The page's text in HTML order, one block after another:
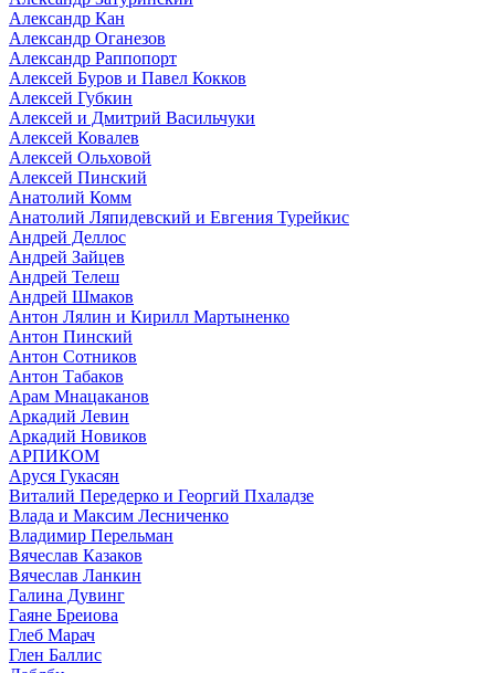
Александр Кан
Александр Оганезов
Александр Раппопорт
Алексей Буров и Павел Кокков
Алексей Губкин
Алексей и Дмитрий Васильчуки
Алексей Ковалев
Алексей Ольховой
Алексей Пинский
Анатолий Комм
Анатолий Ляпидевский и Евгения Турейкис
Андрей Деллос
Андрей Зайцев
Андрей Телеш
Андрей Шмаков
Антон Лялин и Кирилл Мартыненко
Антон Пинский
Антон Сотников
Антон Табаков
Арам Мнацаканов
Аркадий Левин
Аркадий Новиков
АРПИКОМ
Аруся Гукасян
Виталий Передерко и Георгий Пхаладзе
Влада и Максим Лесниченко
Владимир Перельман
Вячеслав Казаков
Вячеслав Ланкин
Галина Дувинг
Гаяне Бреиова
Глеб Марач
Глен Баллис